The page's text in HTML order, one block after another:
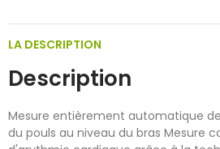
LA DESCRIPTION
Description
Mesure entièrement automatique
du pouls au niveau du bras Mesure